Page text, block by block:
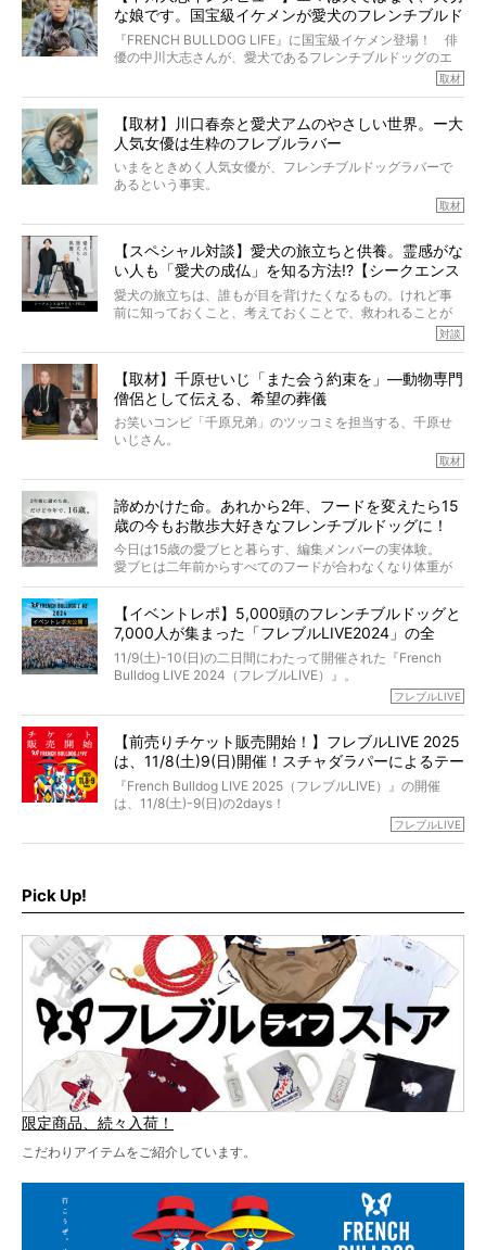
アについて詳しくお話しをうかがいました。
その悲しみをいますぐ解消することはできないが、話をき
いて、泣いたり笑ったりするのもいいだろう。
こんな子だった、こんなにいい子だった、ほんとうに愛し
ていたと。
ぼくらは上沼恵美子さんのご自宅へ伺って、お話をきこう
と思った。
な娘です。国宝級イケメンが愛犬のフレンチブルド
ッグと一緒に登場
『FRENCH BULLDOG LIFE』に国宝級イケメン登場！ 俳
優の中川大志さんが、愛犬であるフレンチブルドッグのエ
マちゃん（2歳の女の子）にメロメロとの情報を聞きつけ、
カエピソードが次から次へと飛び出しました。
取材
【取材】川口春奈と愛犬アムのやさしい世界。ー大
人気女優は生粋のフレブルラバー
いまをときめく人気女優が、フレンチブルドッグラバーで
あるという事実。
とりを目の当たりにするほどに、そのフレンチブルドッグ
愛がわたしたちのそれとまったく同じであることに、なん
だかうれしくなってしまったのでした。
春奈さんとアムちゃんのすてきな暮らしを、BUHI編集長の
小西がいつくしみながら、切り取らせていただきます。
取材
【スペシャル対談】愛犬の旅立ちと供養。霊感がな
い人も「愛犬の成仏」を知る方法!?【シークエンス
はやとも×PELI】
愛犬の旅立ちは、誰もが目を背けたくなるもの。けれど事
前に知っておくこと、考えておくことで、救われることが
力をもつお笑い芸人「シークエンスはやとも」さんに、愛
犬の旅立ちや供養についてインタビュー。
インタビュアー兼対談相手は、大の犬好きで心霊分野の知
識にも長けているPELIさん。
「愛犬が旅立ったあと、ベッドやおもちゃはどうすればい
くれる？」
さらには、霊感がない人でも愛犬が成仏したことを知る方
法まで。
お笑い芸人だからこそ暗くなりすぎない、むしろ心がスッ
と軽くなる。
永久保存版のスペシャル対談です！
対談
【取材】千原せいじ「また会う約束を」―動物専門
僧侶として伝える、希望の葬儀
お笑いコンビ「千原兄弟」のツッコミを担当する、千原せ
いじさん。
た。
僧侶としての名は「靖賢（せいけん）」。
当時54歳という年齢にして、なぜ動物専門僧侶という道を
選んだのか。
また、愛犬の旅立ちとどのように向き合うべきなのか。
た。
取材
諦めかけた命。あれから2年、フードを変えたら15
歳の今もお散歩大好きなフレンチブルドッグに！
今日は15歳の愛ブヒと暮らす、編集メンバーの実体験。
愛ブヒは二年前からすべてのフードが合わなくなり体重が
激減。検査をしても異常はなく「年齢のせいですね…」と言
もう諦めるしかないのかな…そんなとき、我が家に届いたの
が「THE fu-do(ザ・フード)」の試食品でした。
そして「THE fu-do(ザ・フード)」を食べつづけて二年、愛
ブヒは15歳になり、今も元気にお散歩をしています。
今回は、二年前の絶望から今までを包み隠さず、時系列で
【イベントレポ】5,000頭のフレンチブルドッグと
7,000人が集まった「フレブルLIVE2024」の全
貌！
11/9(土)-10(日)の二日間にわたって開催された『French
Bulldog LIVE 2024（フレブルLIVE）』。
今年はのべ5,000頭のフレンチブルドッグと7,000人のフレ
day1の司会はフレブルラバーのロッチさん。day2の音楽フ
ェスには世代ど真ん中のPUFFYが出演するなど、例年以上
に豪華なラインナップ。
北は北海道、南は鹿児島県から。全国のフレンチブルドッ
グが一堂に会した「フレブルLIVE2024」の模様を、詳しく
フレブルLIVE
【前売りチケット販売開始！】フレブルLIVE 2025
は、11/8(土)9(日)開催！スチャダラパーによるテー
マソング制作も決定
『French Bulldog LIVE 2025（フレブルLIVE）』の開催
は、11/8(土)-9(日)の2days！
お得な前売りチケット、いよいよ販売スタートです！
ど、内容盛りだくさんでお送りしていますので、最後まで
お見逃しなく！
フレブルLIVE
Pick Up!
限定商品、続々入荷！
こだわりアイテムをご紹介しています。